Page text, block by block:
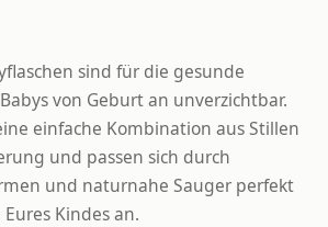
sind für die gesunde
von Geburt an unverzichtbar.
einfache Kombination aus Stillen
und passen sich durch
und naturnahe Sauger perfekt
Kindes an.